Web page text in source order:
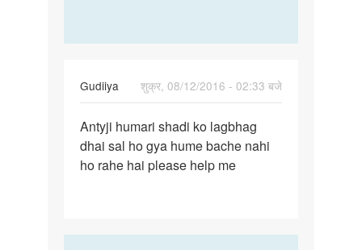
Gudiiya
शुक्र, 08/12/2016 - 02:33 बजे
Antyji
Antyji humari shadi ko lagbhag
dhai sal ho gya hume bache nahi
ho rahe hai please help me